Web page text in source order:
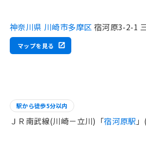
神奈川県 川崎市多摩区 宿河原3-2-1
マップを見る
駅から徒歩5分以内
ＪＲ南武線(川崎－立川)「宿河原駅